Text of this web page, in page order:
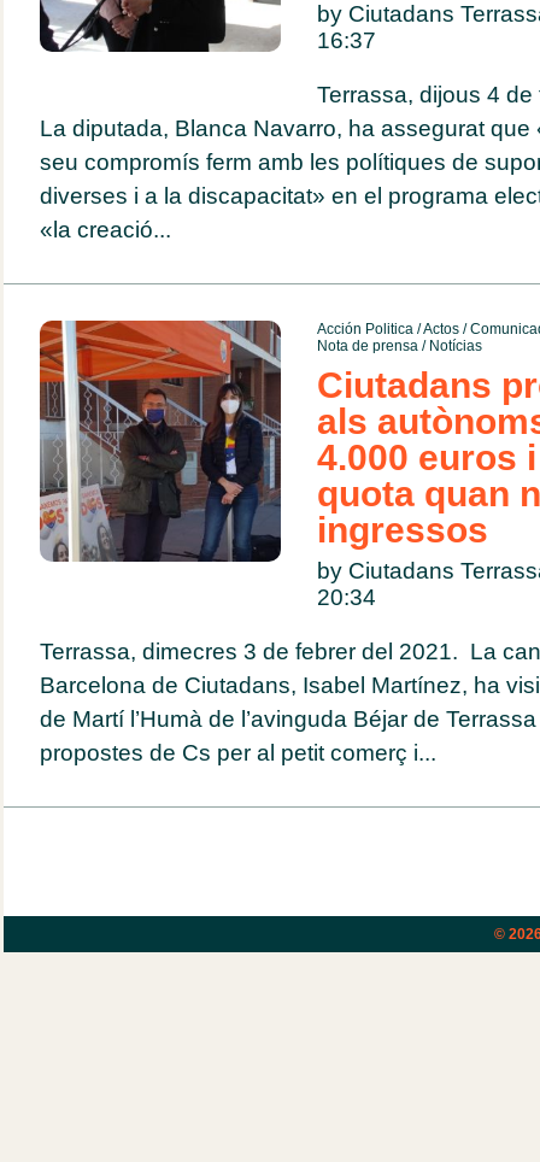
by Ciutadans
16:37
Terrassa, dijous 4
La diputada, Blanca Navarro, ha assegurat que
seu compromís ferm amb les polítiques de
diverses i a la discapacitat» en el programa
«la creació...
Acción Politica/Actos/
Nota de prensa/ Notícias
Ciutadans
als
4.000 euros
quota quan
ingressos
by Ciutadans
20:34
Terrassa, dimecres 3 de febrer del 2021. La
Barcelona de Ciutadans, Isabel Martínez, ha
de Martí l’Humà de l’avinguda Béjar de
propostes de Cs per al petit comerç i...
©